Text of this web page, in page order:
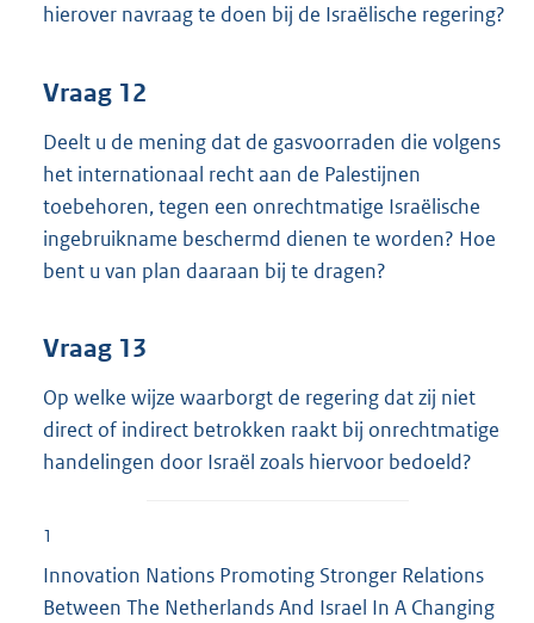
hierover navraag te doen bij de Israëlische regering?
Vraag 12
Deelt u de mening dat de gasvoorraden die volgens
het internationaal recht aan de Palestijnen
toebehoren, tegen een onrechtmatige Israëlische
ingebruikname beschermd dienen te worden? Hoe
bent u van plan daaraan bij te dragen?
Vraag 13
Op welke wijze waarborgt de regering dat zij niet
direct of indirect betrokken raakt bij onrechtmatige
handelingen door Israël zoals hiervoor bedoeld?
1
Innovation Nations Promoting Stronger Relations
Between The Netherlands And Israel In A Changing